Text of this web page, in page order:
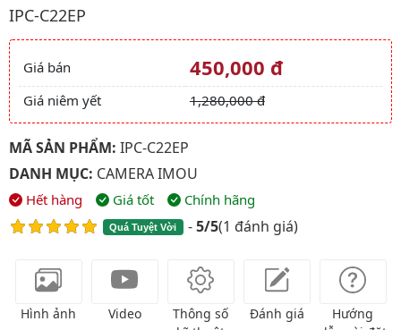
IPC-C22EP
Giá và khuyến mãi
Giá bán 450,000 đ
Giá niêm yết 1,280,000 đ
MÃ SẢN PHẨM: IPC-C22EP
DANH MỤC: CAMERA IMOU
Hết hàng Giá tốt Chính hãng
Quá Tuyệt Vời -5/5(1 đánh giá)
Hình ảnh Video
Thông số
Đánh giá
Hướng